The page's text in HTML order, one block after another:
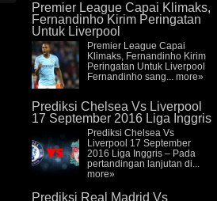
Premier League Capai Klimaks,
Fernandinho Kirim Peringatan
Untuk Liverpool
Premier League Capai
Klimaks, Fernandinho Kirim
Peringatan Untuk Liverpool
Fernandinho sang... more»
Prediksi Chelsea Vs Liverpool
17 September 2016 Liga Inggris
Prediksi Chelsea Vs
Liverpool 17 September
2016 Liga Inggris – Pada
pertandingan lanjutan di...
more»
Prediksi Real Madrid Vs